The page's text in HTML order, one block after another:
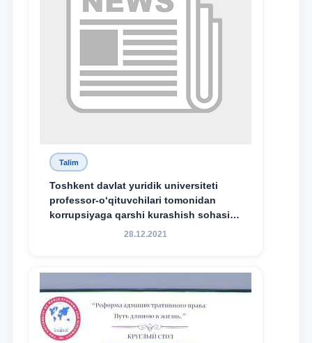
Talim
Toshkent davlat yuridik universiteti
professor-o‘qituvchilari tomonidan
korrupsiyaga qarshi kurashish sohasida
amalga oshirilayotgan islohotlar hamda
maqsadida xorijiy va mahalliy ilmiy
nashrlarda chop etilgan maqolalar
dayjesti
28.12.2021